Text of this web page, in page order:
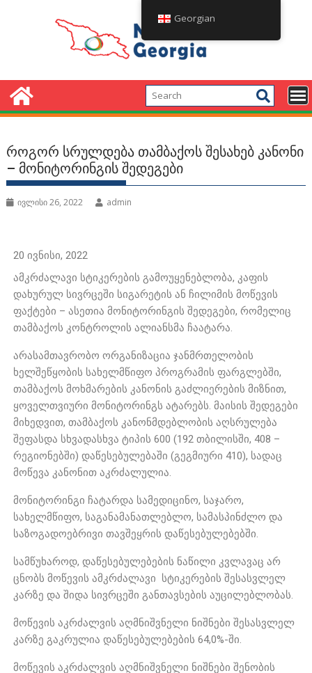
როგორ სრულდება თამბაქოს შესახებ კანონი
– მონიტორინგის შედეგები
ივლისი 26, 2022 admin
20 ივნისი, 2022
ამკრძალავი სტიკერების გამოუყენებლობა, კაფის
დახურულ სივრცეში სიგარეტის ან ჩილიმის მოწევის
ფაქტები – ასეთია მონიტორინგის შედეგები, რომელიც
თამბაქოს კონტროლის ალიანსმა ჩაატარა.
არასამთავრობო ორგანიზაცია ჯანმრთელობის
ხელშეწყობის სახელმწიფო პროგრამის ფარგლებში,
თამბაქოს მოხმარების კანონის გაძლიერების მიზნით,
ყოველთვიური მონიტორინგს ატარებს. მაისის შედეგები
მიხედვით, თამბაქოს კანონმდებლობის აღსრულება
შეფასდა სხვადასხვა ტიპის 600 (192 თბილისში, 408 –
რეგიონებში) დაწესებულებაში (გეგმიური 410), სადაც
მოწევა კანონით აკრძალულია.
მონიტორინგი ჩატარდა სამედიცინო, საჯარო,
სახელმწიფო, საგანამანათლებლო, სამასპინძლო და
საზოგადოებრივი თავშეყრის დაწესებულებებში.
სამწუხაროდ, დაწესებულებების ნაწილი კვლავაც არ
ცნობს მოწევის ამკრძალავი სტიკერების შესასვლელ
კარზე და შიდა სივრცეში განთავსების აუცილებლობას.
მოწევის აკრძალვის აღმნიშვნელი ნიშნები შესასვლელ
კარზე გაკრულია დაწესებულებების 64,0%-ში.
მოწევის აკრძალვის აღმნიშვნელი ნიშნები შენობის
Georgian